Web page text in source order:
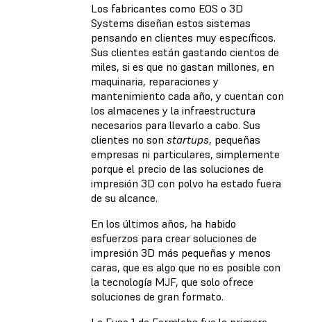
Los fabricantes como EOS o 3D
Systems diseñan estos sistemas
pensando en clientes muy específicos.
Sus clientes están gastando cientos de
miles, si es que no gastan millones, en
maquinaria, reparaciones y
mantenimiento cada año, y cuentan con
los almacenes y la infraestructura
necesarios para llevarlo a cabo. Sus
clientes no son startups, pequeñas
empresas ni particulares, simplemente
porque el precio de las soluciones de
impresión 3D con polvo ha estado fuera
de su alcance.
En los últimos años, ha habido
esfuerzos para crear soluciones de
impresión 3D más pequeñas y menos
caras, que es algo que no es posible con
la tecnología MJF, que solo ofrece
soluciones de gran formato.